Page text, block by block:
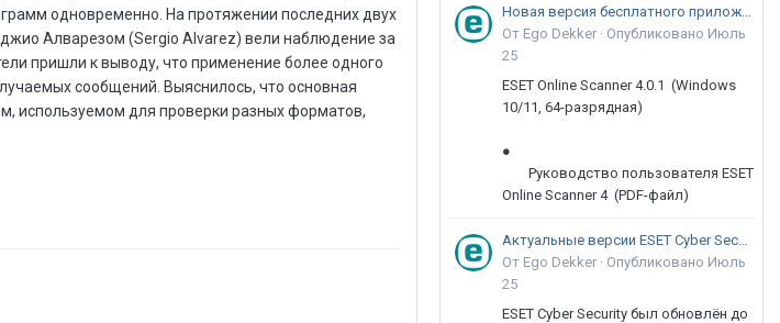
одновременно. На протяжении последних двух
Алварезом (Sergio Alvarez) вели наблюдение за
пришли к выводу, что применение более одного
сообщений. Выяснилось, что основная
используемом для проверки разных форматов,
Новая версия бесплатного приложения ESET Online Scanner доступна пользователям
От Ego Dekker · Опубликовано Июль
25
ESET Online Scanner 4.0.1 (Windows
10/11, 64-разрядная)
●
Руководство пользователя ESET
Online Scanner 4 (PDF-файл)
Актуальные версии ESET Cyber Security 9
От Ego Dekker · Опубликовано Июль
25
ESET Cyber Security был обновлён до